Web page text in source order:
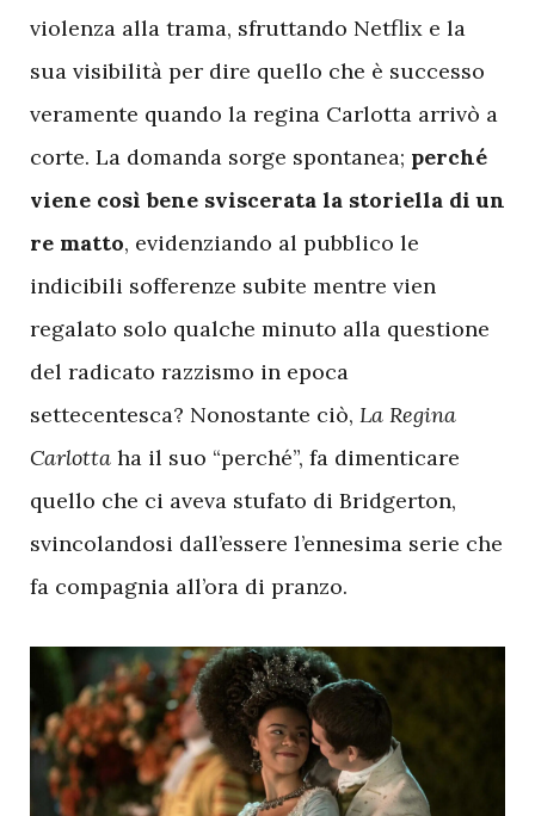
violenza alla trama, sfruttando Netflix e la
sua visibilità per dire quello che è successo
veramente quando la regina Carlotta arrivò a
corte. La domanda sorge spontanea; perché
viene così bene sviscerata la storiella di un
re matto, evidenziando al pubblico le
indicibili sofferenze subite mentre vien
regalato solo qualche minuto alla questione
del radicato razzismo in epoca
settecentesca? Nonostante ciò, La Regina
Carlotta ha il suo “perché”, fa dimenticare
quello che ci aveva stufato di Bridgerton,
svincolandosi dall’essere l’ennesima serie che
fa compagnia all’ora di pranzo.